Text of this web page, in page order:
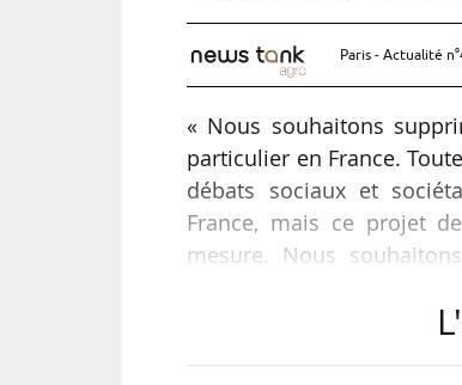
Paris - Actualité
« Nous souhaitons
particulier en France.
débats sociaux et
France, mais ce projet
mesure. Nous
président de Jeunes